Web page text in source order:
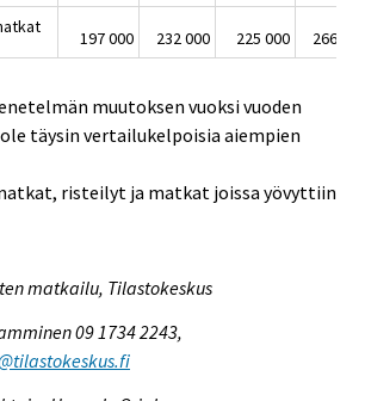
197 000 232 000 225 000 266 000
muutoksen vuoksi vuoden
täysin vertailukelpoisia aiempien
risteilyt ja matkat joissa yövyttiin
matkailu, Tilastokeskus
09 1734 2243,